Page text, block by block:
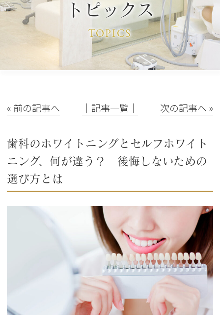
トピックス
TOPICS
« 前の記事へ │記事一覧│ 次の記事へ »
歯科のホワイトニングとセルフホワイト
ニング、何が違う？ 後悔しないための
選び方とは